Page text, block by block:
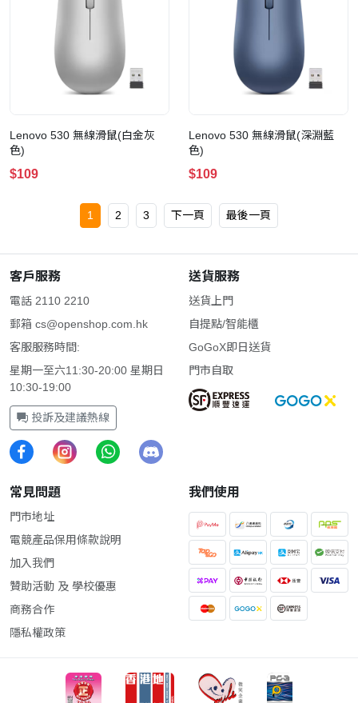
Lenovo 530 無線滑鼠(白金灰
色)
$109
Lenovo 530 無線滑鼠(深淵藍
色)
$109
1 2 3 下一頁 最後一頁
客戶服務
電話 2110 2210
郵箱 cs@openshop.com.hk
客服服務時間:
星期一至六11:30-20:00 星期日
10:30-19:00
投訴及建議熱線
送貨服務
送貨上門
自提點/智能櫃
GoGoX即日送貨
門市自取
常見問題
門市地址
電競產品保用條款說明
加入我們
贊助活動 及 學校優惠
商務合作
隱私權政策
我們使用